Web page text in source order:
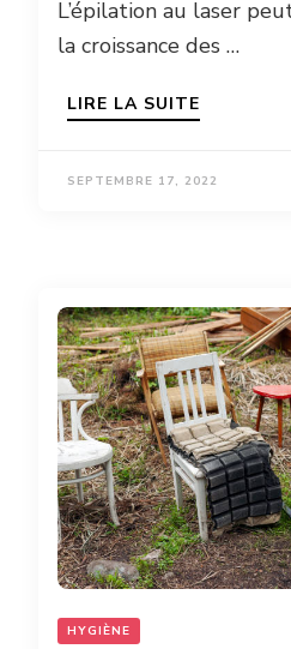
L’épilation au laser
la croissance des …
LIRE LA SUITE
SEPTEMBRE 17, 2022
HYGIÈNE